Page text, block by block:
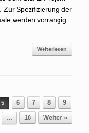
Zur Spezifizierung der
werden vorrangig
Weiterlesen
5 6 7 8 9
… 18 Weiter »